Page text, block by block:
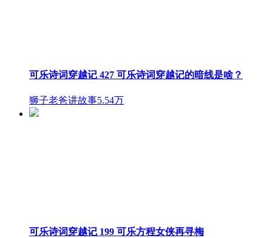
可乐诗词穿越记 427 可乐诗词穿越记的暗线是啥？
狮子老爸讲故事5.54万
可乐诗词穿越记 199 可乐方程女侠再寻梅